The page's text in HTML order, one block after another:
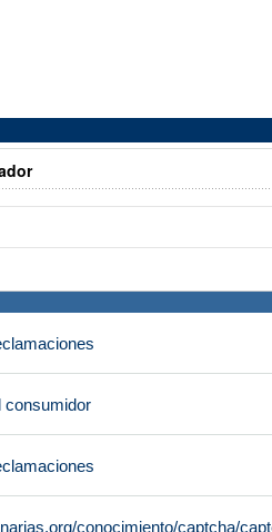
consumidor
conocimiento/captcha/